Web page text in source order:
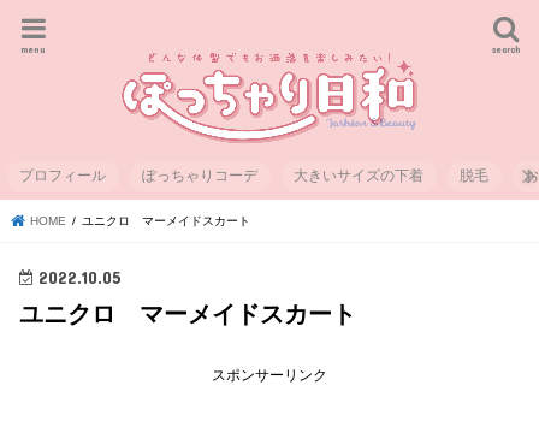
search
menu
プロフィール ぽっちゃりコーデ 大きいサイズの下着 脱毛
HOME ユニクロ マーメイドスカート
2022.10.05
ユニクロ マーメイドスカート
スポンサーリンク